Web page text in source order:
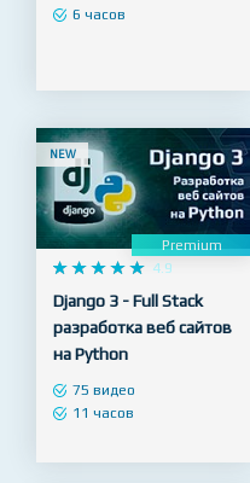
6 часов
NEW
Premium
    
     4.9
Django 3 - Full Stack
разработка веб сайтов
на Python
75 видео
11 часов